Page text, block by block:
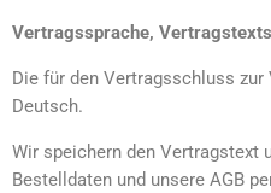
Vertragssprache,
Die für den Vertragsschluss
Deutsch.
Wir speichern den Vertragstext
Bestelldaten und unsere AGB